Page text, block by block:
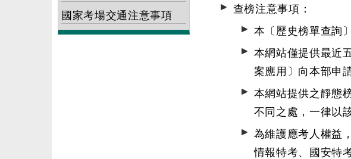
國家考場交通注意事項
查榜注意事項：
本〔歷史榜單查詢
本網站僅提供最近
案應用〕 向本部申請
本網站提供之靜態
不同之處，一律以
為維護應考人權益
情報特考、國安特